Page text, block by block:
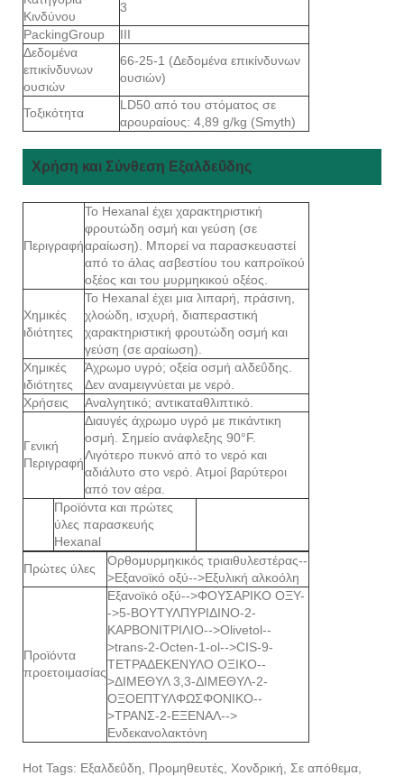
Κινδύνου
3
PackingGroup
III
Δεδομένα
επικίνδυνων
ουσιών
66-25-1 (Δεδομένα επικίνδυνων
ουσιών)
Τοξικότητα
LD50 από του στόματος σε
αρουραίους: 4,89 g/kg (Smyth)
Χρήση και Σύνθεση Εξαλδεΰδης
Περιγραφή
Το Hexanal έχει χαρακτηριστική
φρουτώδη οσμή και γεύση (σε
αραίωση). Μπορεί να παρασκευαστεί
από το άλας ασβεστίου του καπροϊκού
οξέος και του μυρμηκικού οξέος.
Χημικές
ιδιότητες
Το Hexanal έχει μια λιπαρή, πράσινη,
χλοώδη, ισχυρή, διαπεραστική
χαρακτηριστική φρουτώδη οσμή και
γεύση (σε αραίωση).
Χημικές
ιδιότητες
Άχρωμο υγρό; οξεία οσμή αλδεΰδης.
Δεν αναμειγνύεται με νερό.
Χρήσεις
Αναλγητικό; αντικαταθλιπτικό.
Γενική
Περιγραφή
Διαυγές άχρωμο υγρό με πικάντικη
οσμή. Σημείο ανάφλεξης 90°F.
Λιγότερο πυκνό από το νερό και
αδιάλυτο στο νερό. Ατμοί βαρύτεροι
από τον αέρα.
Προϊόντα και πρώτες
ύλες παρασκευής
Hexanal
Πρώτες ύλες
Ορθομυρμηκικός τριαιθυλεστέρας--
>Εξανοϊκό οξύ-->Εξυλική αλκοόλη
Προϊόντα
προετοιμασίας
Εξανοϊκό οξύ-->ΦΟΥΣΑΡΙΚΟ ΟΞΥ-
->5-ΒΟΥΤΥΛΠΥΡΙΔΙΝΟ-2-
ΚΑΡΒΟΝΙΤΡΙΛΙΟ-->Olivetol--
>trans-2-Octen-1-ol-->CIS-9-
ΤΕΤΡΑΔΕΚΕΝΥΛΟ ΟΞΙΚΟ--
>ΔΙΜΕΘΥΛ 3,3-ΔΙΜΕΘΥΛ-2-
ΟΞΟΕΠΤΥΛΦΩΣΦΟΝΙΚΟ--
>ΤΡΑΝΣ-2-ΕΞΕΝΑΛ-->
Ενδεκανολακτόνη
Hot Tags: Εξαλδεΰδη, Προμηθευτές, Χονδρική, Σε απόθεμα,